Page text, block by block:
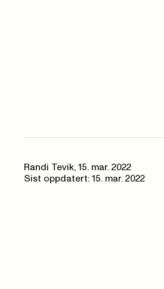
Randi Tevik, 15. mar. 2022
Sist oppdatert: 15. mar. 2022